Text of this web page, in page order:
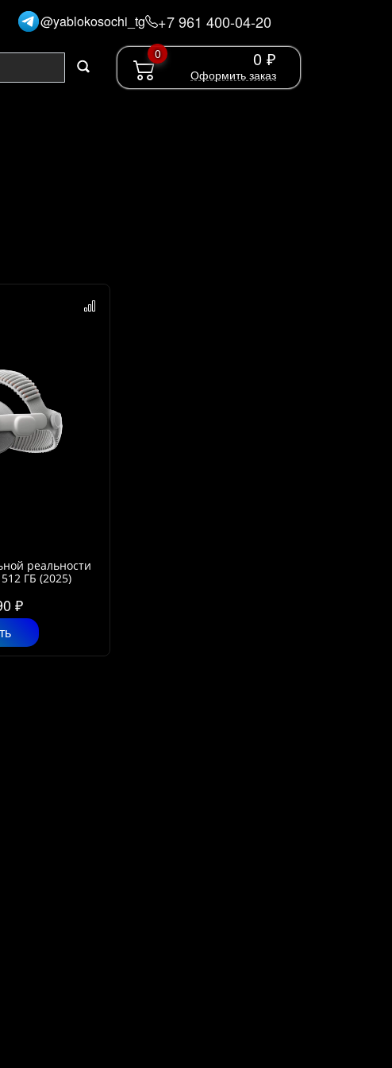
@yablokosochi_tg +7 961 400-04-20
0 0 ₽
Оформить заказ
реальности
ГБ (2025)
₽